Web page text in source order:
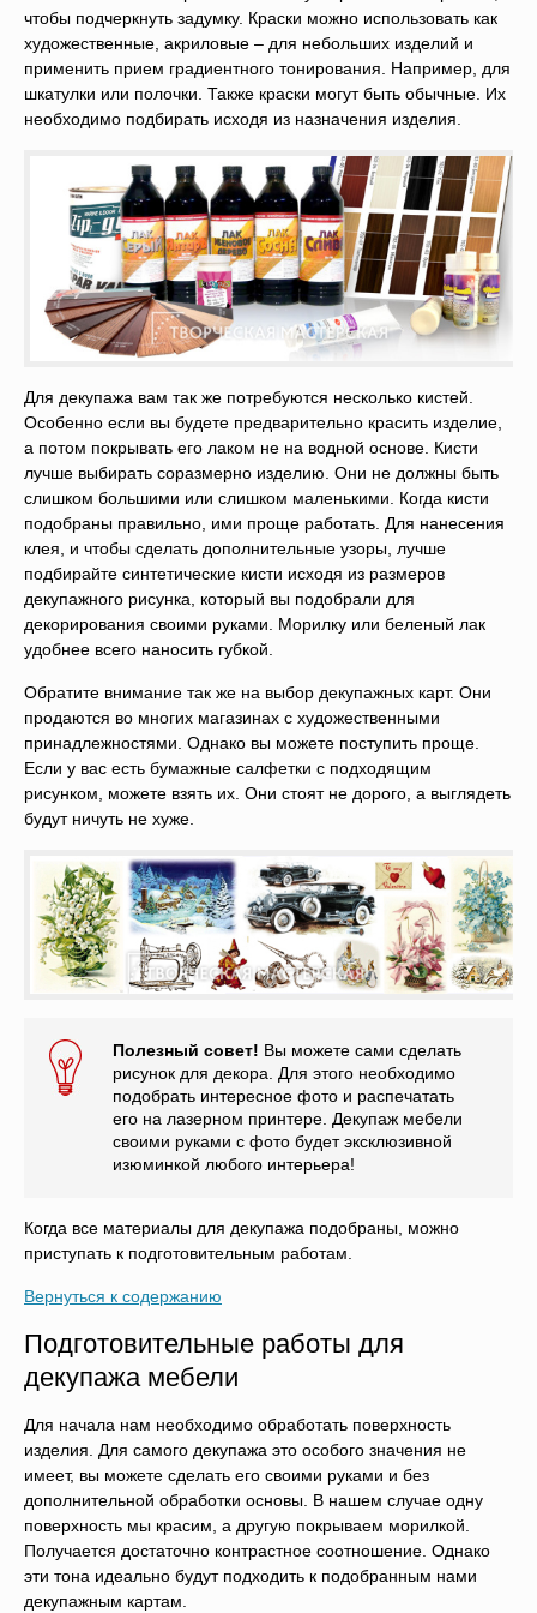
чтобы подчеркнуть задумку. Краски можно использовать как
художественные, акриловые – для небольших изделий и
применить прием градиентного тонирования. Например, для
шкатулки или полочки. Также краски могут быть обычные. Их
необходимо подбирать исходя из назначения изделия.
Для декупажа вам так же потребуются несколько кистей.
Особенно если вы будете предварительно красить изделие,
а потом покрывать его лаком не на водной основе. Кисти
лучше выбирать соразмерно изделию. Они не должны быть
слишком большими или слишком маленькими. Когда кисти
подобраны правильно, ими проще работать. Для нанесения
клея, и чтобы сделать дополнительные узоры, лучше
подбирайте синтетические кисти исходя из размеров
декупажного рисунка, который вы подобрали для
декорирования своими руками. Морилку или беленый лак
удобнее всего наносить губкой.
Обратите внимание так же на выбор декупажных карт. Они
продаются во многих магазинах с художественными
принадлежностями. Однако вы можете поступить проще.
Если у вас есть бумажные салфетки с подходящим
рисунком, можете взять их. Они стоят не дорого, а выглядеть
будут ничуть не хуже.
Полезный совет! Вы можете сами сделать
рисунок для декора. Для этого необходимо
подобрать интересное фото и распечатать
его на лазерном принтере. Декупаж мебели
своими руками с фото будет эксклюзивной
изюминкой любого интерьера!
Когда все материалы для декупажа подобраны, можно
приступать к подготовительным работам.
Вернуться к содержанию
Подготовительные работы для
декупажа мебели
Для начала нам необходимо обработать поверхность
изделия. Для самого декупажа это особого значения не
имеет, вы можете сделать его своими руками и без
дополнительной обработки основы. В нашем случае одну
поверхность мы красим, а другую покрываем морилкой.
Получается достаточно контрастное соотношение. Однако
эти тона идеально будут подходить к подобранным нами
декупажным картам.